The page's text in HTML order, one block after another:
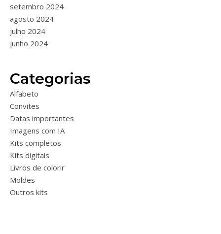
setembro 2024
agosto 2024
julho 2024
junho 2024
Categorias
Alfabeto
Convites
Datas importantes
Imagens com IA
Kits completos
Kits digitais
Livros de colorir
Moldes
Outros kits